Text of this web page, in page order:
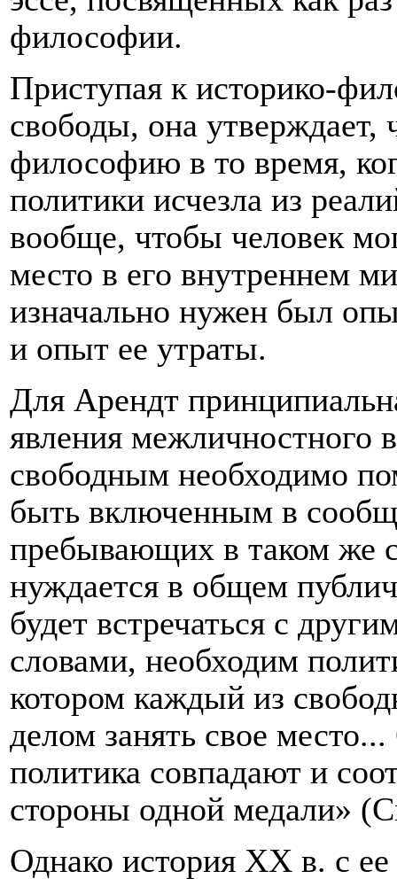
философии.
Приступая к историко-
свободы, она утверждает,
философию в то время,
политики исчезла из
вообще, чтобы человек
место в его внутреннем
изначально нужен был
и опыт ее утраты.
Для Арендт
явления межличностного
свободным необходимо
быть включенным в
пребывающих в таком же
нуждается в общем
будет встречаться с
словами, необходим
котором каждый из
делом занять свое место...
политика совпадают и
стороны одной медали»
Однако история XX в. с